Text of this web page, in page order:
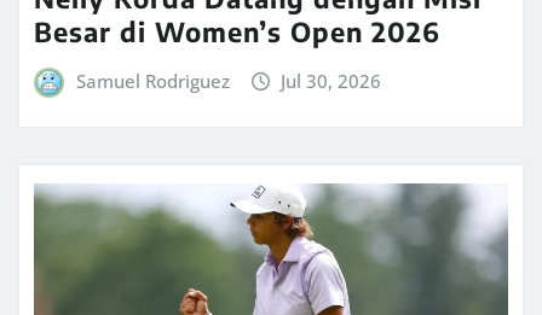
Besar di Women’s Open 2026
Samuel Rodriguez Jul 30, 2026